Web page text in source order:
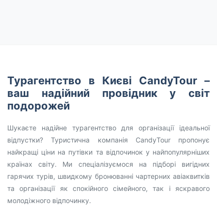
Турагентство в Києві CandyTour –
ваш надійний провідник у світ
подорожей
Шукаєте надійне турагентство для організації ідеальної
відпустки? Туристична компанія CandyTour пропонує
найкращі ціни на путівки та відпочинок у найпопулярніших
країнах світу. Ми спеціалізуємося на підборі вигідних
гарячих турів, швидкому бронюванні чартерних авіаквитків
та організації як спокійного сімейного, так і яскравого
молодіжного відпочинку.